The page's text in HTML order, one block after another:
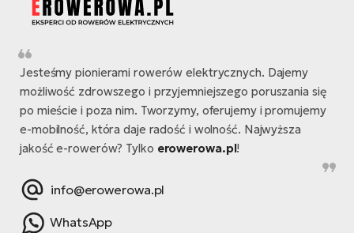
Jesteśmy pionierami rowerów elektrycznych. Dajemy
możliwość zdrowszego i przyjemniejszego poruszania się
po mieście i poza nim. Tworzymy, oferujemy i promujemy
e-mobilność, która daje radość i wolność. Najwyższa
jakość e-rowerów? Tylko erowerowa.pl!
info@erowerowa.pl
WhatsApp